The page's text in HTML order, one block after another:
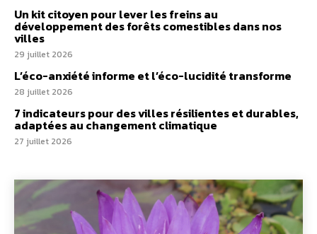
Un kit citoyen pour lever les freins au
développement des forêts comestibles dans nos
villes
29 juillet 2026
L’éco-anxiété informe et l’éco-lucidité transforme
28 juillet 2026
7 indicateurs pour des villes résilientes et durables,
adaptées au changement climatique
27 juillet 2026